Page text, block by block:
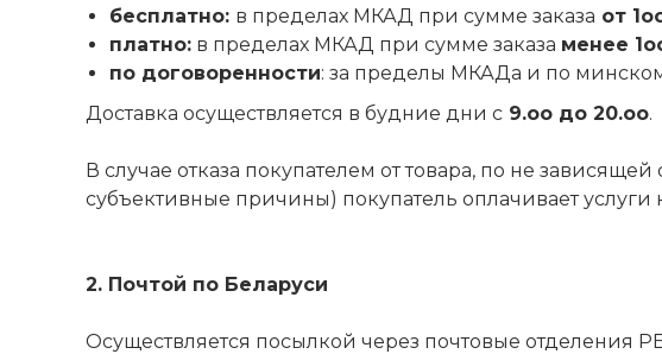
бесплатно: в пределах МКАД при сумме заказа от
платно: в пределах МКАД при сумме заказа менее
по договоренности: за пределы МКАДа и по
Доставка осуществляется в будние дни с 9.оо до 20.оо.
В случае отказа покупателем от товара, по не
субъективные причины) покупатель оплачивает услуги
2. Почтой по Беларуси
Осуществляется посылкой через почтовые отделения